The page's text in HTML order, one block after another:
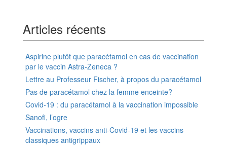
Articles récents
Aspirine plutôt que paracétamol en cas de vaccination
par le vaccin Astra-Zeneca ?
Lettre au Professeur Fischer, à propos du paracétamol
Pas de paracétamol chez la femme enceinte?
Covid-19 : du paracétamol à la vaccination impossible
Sanofi, l’ogre
Vaccinations, vaccins anti-Covid-19 et les vaccins
classiques antigrippaux